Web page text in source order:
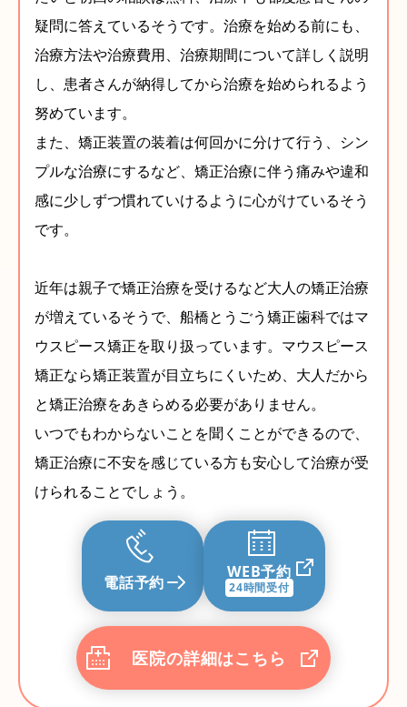
疑問に答えているそうです。治療を始める前にも、
治療方法や治療費用、治療期間について詳しく説明
し、患者さんが納得してから治療を始められるよう
努めています。
また、矯正装置の装着は何回かに分けて行う、シン
プルな治療にするなど、矯正治療に伴う痛みや違和
感に少しずつ慣れていけるように心がけているそう
です。
近年は親子で矯正治療を受けるなど大人の矯正治療
が増えているそうで、船橋とうごう矯正歯科ではマ
ウスピース矯正を取り扱っています。マウスピース
矯正なら矯正装置が目立ちにくいため、大人だから
と矯正治療をあきらめる必要がありません。
いつでもわからないことを聞くことができるので、
矯正治療に不安を感じている方も安心して治療が受
けられることでしょう。
電話予約
WEB予約
24時間受付
医院の詳細はこちら